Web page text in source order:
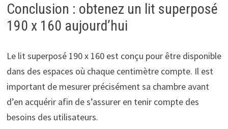
Conclusion : obtenez un lit superposé
190 x 160 aujourd’hui
Le lit superposé 190 x 160 est conçu pour être disponible
dans des espaces où chaque centimètre compte. Il est
important de mesurer précisément sa chambre avant
d’en acquérir afin de s’assurer en tenir compte des
besoins des utilisateurs.